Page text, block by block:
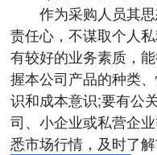
作为采购人员其思
责任心，不谋取个人
有较好的业务素质，
握本公司产品的种类
识和成本意识;要有公
司、小企业或私营企
悉市场行情，及时了解